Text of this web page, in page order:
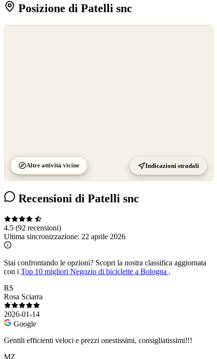
Posizione di Patelli snc
Altre attività vicine Indicazioni stradali
Recensioni di Patelli snc
4.5 (92 recensioni)
Ultima sincronizzazione: 22 aprile 2026
Stai confrontando le opzioni? Scopri la nostra classifica aggiornata
con i Top 10 migliori Negozio di biciclette a Bologna .
RS
Rosa Sciarra
2026-01-14
Google
Gentili efficienti veloci e prezzi onestissimi, consigliatissimi!!!
MZ